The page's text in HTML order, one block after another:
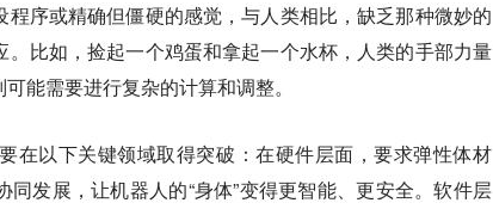
序或精确但僵硬的感觉，与人类相比，缺乏那种微妙的
比如，捡起一个鸡蛋和拿起一个水杯，人类的手部力量
能需要进行复杂的计算和调整。
在以下关键领域取得突破：在硬件层面，要求弹性体材
发展，让机器人的“身体”变得更智能、更安全。软件层